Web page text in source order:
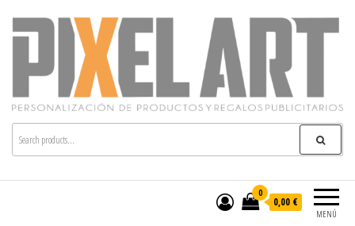
Pixelart
Especialistas en textil publicitario y regalos
personalizados en móstoles
MENÚ
0
0,00 €